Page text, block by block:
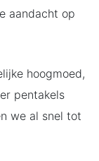
aandacht op
hoogmoed,
pentakels
we al snel tot